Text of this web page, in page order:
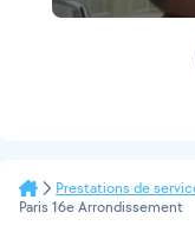
Prestations de
Paris 16e Arrondissement